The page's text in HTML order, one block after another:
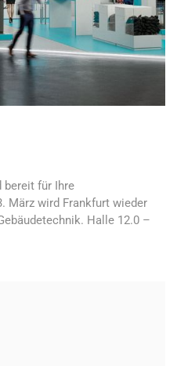
bereit für Ihre
März wird Frankfurt wieder
Halle 12.0 –